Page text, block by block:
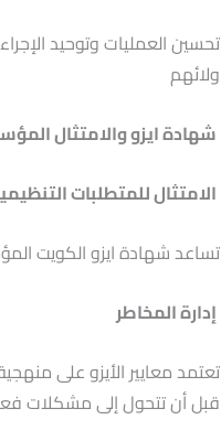
تحسين العمليات وتوحيد
ولائهم
شهادة ايزو والامتثال
الامتثال للمتطلبات
تساعد شهادة ايزو الكويت
إدارة المخاطر
تعتمد معايير الأيزو على
قبل أن تتحول إلى مشكلات